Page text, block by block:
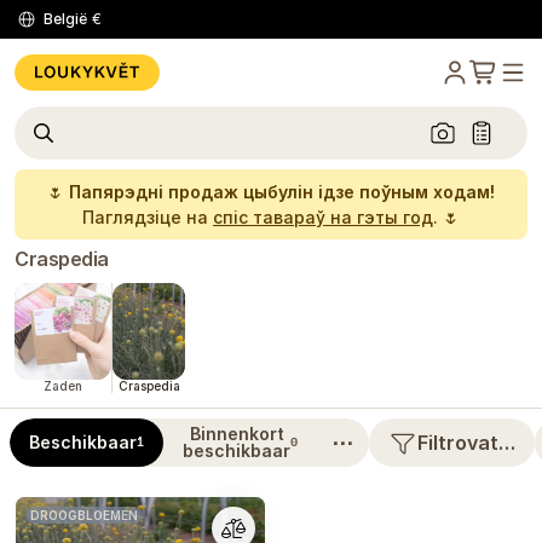
België €
🌷 Папярэдні продаж цыбулін ідзе поўным ходам!
Паглядзіце на спіс тавараў на гэты год. 🌷
Craspedia
Zaden Craspedia
Beschikbaar1
Binnenkort
beschikbaar0 ⋯ Filtrovat…
DROOGBLOEMEN